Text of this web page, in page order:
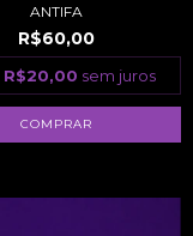
ANTIFA
R$60,00
R$20,00 sem juros
COMPRAR